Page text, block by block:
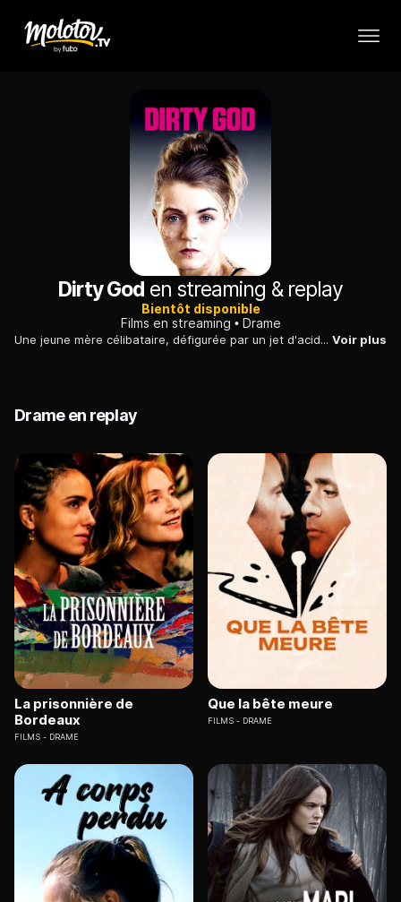
Dirty God en streaming & replay
Bientôt disponible
Films en streaming
Drame
Une jeune mère célibataire, défigurée par un jet d'acide, veut retrouver son visage d'avant l'agression grâce à une chirurgie esthétique au Maroc... Voir plus
Drame en replay
La prisonnière de
Bordeaux
FILMS DRAME
Que la bête meure
FILMS DRAME